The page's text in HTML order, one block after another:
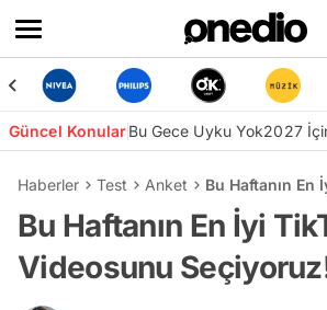
Güncel KonularBu Gece Uyku Yok2027
Haberler Test Anket Bu Haftanın
Bu Haftanın En İyi
Videosunu